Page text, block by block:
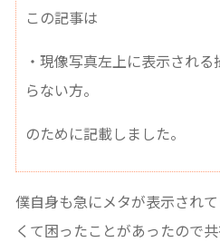
この記事は
・現像写真左上に表示され
らない方。
のために記載しました。
僕自身も急にメタが表示され
くて困ったことがあったので